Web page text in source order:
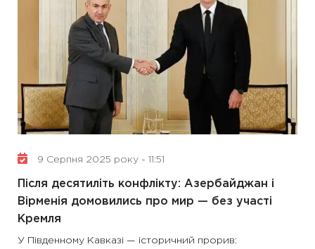
9 Серпня 2025 року - 11:51
Після десятиліть конфлікту: Азербайджан і
Вірменія домовились про мир — без участі
Кремля
У Південному Кавказі — історичний прорив: